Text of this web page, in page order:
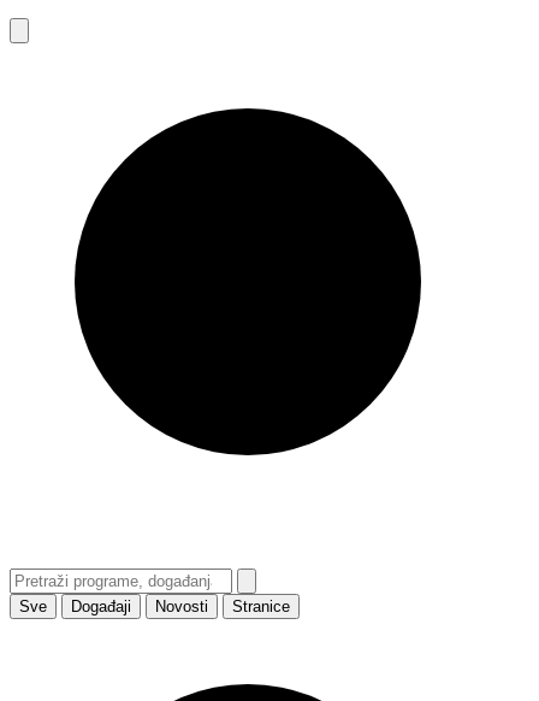
Sve Događaji Novosti Stranice